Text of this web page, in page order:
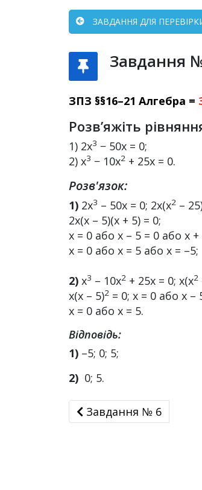
ЗАВДАННЯ ДЛЯ
Завдання
ЗПЗ §§16–21 Алгебра =
Розв’яжіть
1) 2x3 − 50x = 0;
2) x3 − 10x2 + 25x = 0.
Розв'язок:
1) 2x3 – 50x = 0; 2х(х2 –
2х(х – 5)(х + 5) = 0;
х = 0 або х – 5 = 0 або х +
х = 0 або x = 5 або х = –5;
2) x3 – 10x2 + 25x = 0; x(x2
х(х – 5)2 = 0; х = 0 або х –
х = 0 або х = 5.
Відповідь:
1) –5; 0; 5;
2) 0; 5.
Завдання № 6
Завдання № 6